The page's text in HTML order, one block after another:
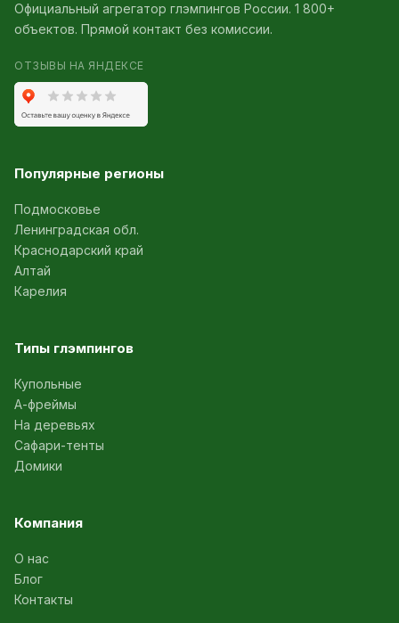
Официальный агрегатор глэмпингов России. 1 800+
объектов. Прямой контакт без комиссии.
ОТЗЫВЫ НА ЯНДЕКСЕ
Популярные регионы
Подмосковье
Ленинградская обл.
Краснодарский край
Алтай
Карелия
Типы глэмпингов
Купольные
А-фреймы
На деревьях
Сафари-тенты
Домики
Компания
О нас
Блог
Контакты